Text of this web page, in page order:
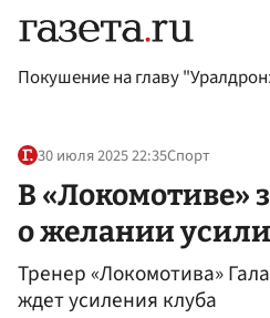
Покушение на главу
30 июля 2025 22:35Спорт
В «Локомотиве»
о желании
Тренер «Локомотива»
ждет усиления клуба